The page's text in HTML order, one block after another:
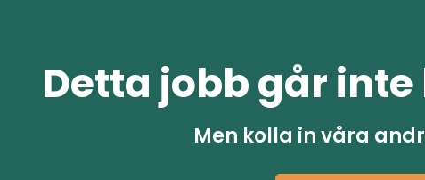
Detta jobb går
Men kolla in våra